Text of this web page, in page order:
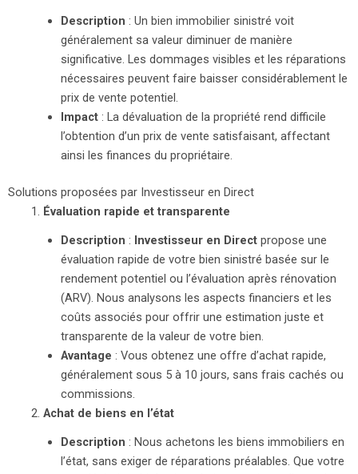
Description : Un bien immobilier sinistré voit
généralement sa valeur diminuer de manière
significative. Les dommages visibles et les réparations
nécessaires peuvent faire baisser considérablement le
prix de vente potentiel.
Impact: La dévaluation de la propriété rend difficile
l’obtention d’un prix de vente satisfaisant, affectant
ainsi les finances du propriétaire.
Solutions proposées par Investisseur en Direct
Évaluation rapide et transparente
Description : Investisseur en Directpropose une
évaluation rapide de votre bien sinistré basée sur le
rendement potentiel ou l’évaluation après rénovation
(ARV). Nous analysons les aspects financiers et les
coûts associés pour offrir une estimation juste et
transparente de la valeur de votre bien.
Avantage : Vous obtenez une offre d’achat rapide,
généralement sous 5 à 10 jours, sans frais cachés ou
commissions.
Achat de biens en l’état
Description : Nous achetons les biens immobiliers en
l’état, sans exiger de réparations préalables. Que votre